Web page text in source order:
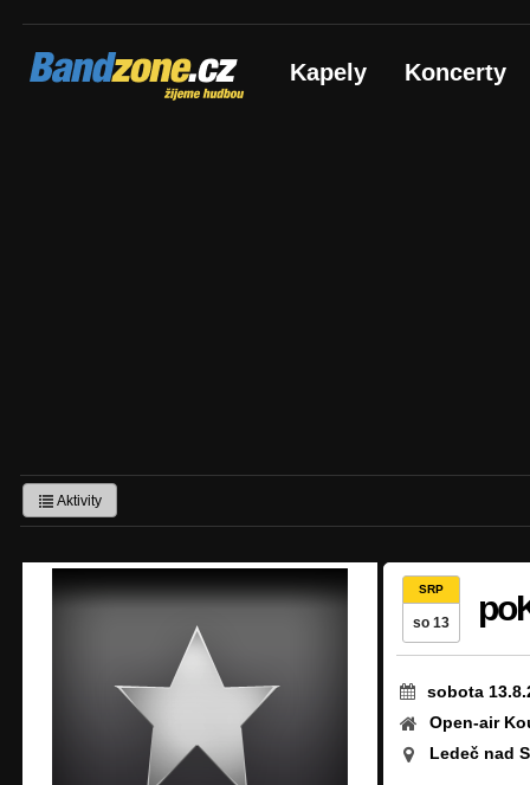
Bandzone.cz
žijeme hudbou Kapely Koncerty
Aktivity
SRP
so 13
sobota
Open-air
Ledeč nad